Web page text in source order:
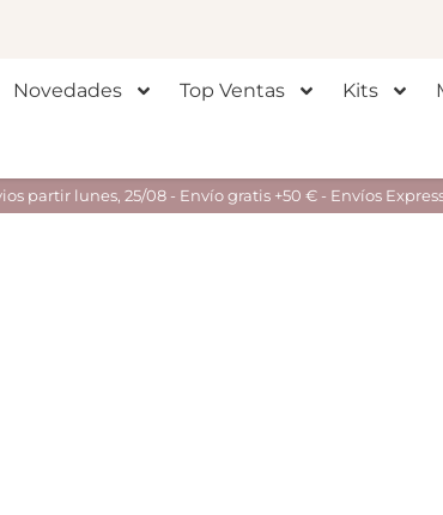
Novedades Top Ventas Kits
partir lunes, 25/08 - Envío gratis +50 € - Envíos